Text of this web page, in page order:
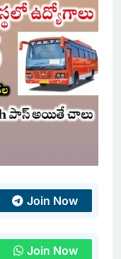
Join Now
Join Now